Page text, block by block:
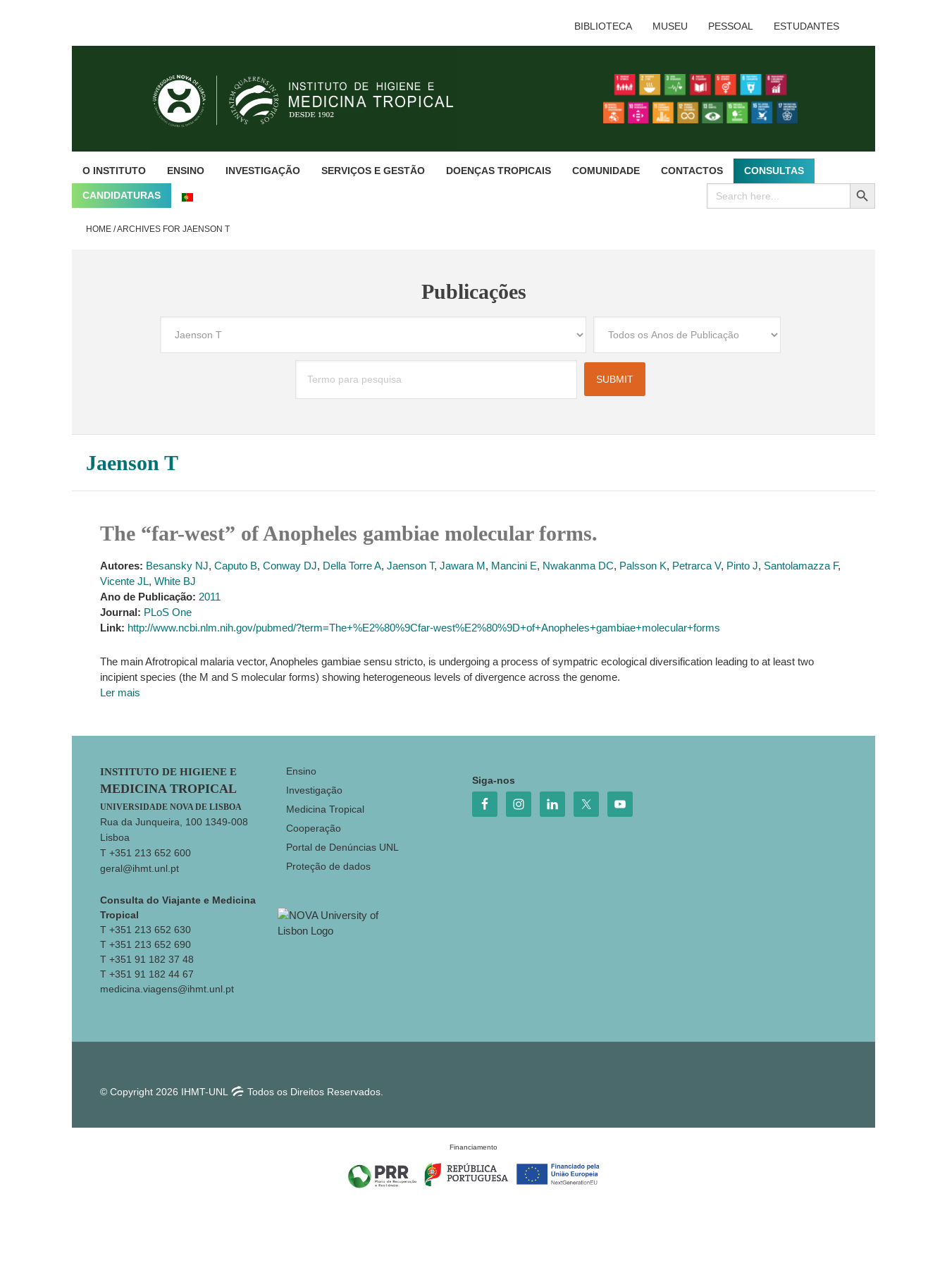
BIBLIOTECA MUSEU PESSOAL ESTUDANTES
O INSTITUTO ENSINO INVESTIGAÇÃO SERVIÇOS E GESTÃO DOENÇAS TROPICAIS COMUNIDADE CONTACTOS CONSULTAS
CANDIDATURAS
Search
for:
SEARCH BUTTON
HOME /ARCHIVES FOR JAENSON T
Publicações
Jaenson T
The “far-west” of Anopheles gambiae molecular forms.
Autores: Besansky NJ, Caputo B, Conway DJ, Della Torre A, Jaenson T, Jawara M, Mancini E, Nwakanma DC, Palsson K, Petrarca V, Pinto J, Santolamazza F,
Vicente JL, White BJ
Ano de Publicação: 2011
Journal: PLoS One
Link: http://www.ncbi.nlm.nih.gov/pubmed/?term=The+%E2%80%9Cfar-west%E2%80%9D+of+Anopheles+gambiae+molecular+forms
The main Afrotropical malaria vector, Anopheles gambiae sensu stricto, is undergoing a process of sympatric ecological diversification leading to at least two
incipient species (the M and S molecular forms) showing heterogeneous levels of divergence across the genome.
Ler mais
Footer
INSTITUTO DE HIGIENE E
MEDICINA TROPICAL
UNIVERSIDADE NOVA DE LISBOA
Rua da Junqueira, 100 1349-008
Lisboa
T +351 213 652 600
geral@ihmt.unl.pt
Consulta do Viajante e Medicina
Tropical
T +351 213 652 630
T +351 213 652 690
T +351 91 182 37 48
T +351 91 182 44 67
medicina.viagens@ihmt.unl.pt
Ensino
Investigação
Medicina Tropical
Cooperação
Portal de Denúncias UNL
Proteção de dados
Siga-nos
© Copyright 2026 IHMT-UNL Todos os Direitos Reservados.
Financiamento